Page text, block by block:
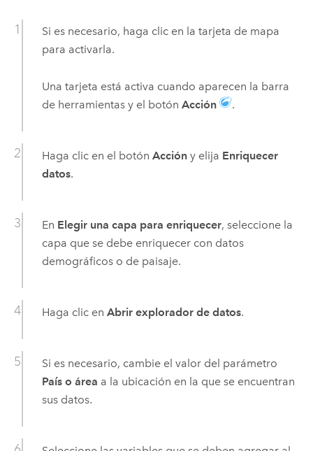
Si es necesario, haga clic en la tarjeta de mapa
para activarla.
Una tarjeta está activa cuando aparecen la barra
de herramientas y el botón Acción .
Haga clic en el botón Accióny elija Enriquecer
datos.
En Elegir una capa para enriquecer, seleccione la
capa que se debe enriquecer con datos
demográficos o de paisaje.
Haga clic en Abrir explorador de datos.
Si es necesario, cambie el valor del parámetro
País o área a la ubicación en la que se encuentran
sus datos.